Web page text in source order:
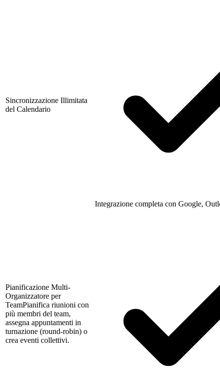
Sincronizzazione Illimitata
del Calendario
Integrazione completa con Google,
Pianificazione Multi-
Organizzatore per
TeamPianifica riunioni con
più membri del team,
assegna appuntamenti in
turnazione (round-robin) o
crea eventi collettivi.